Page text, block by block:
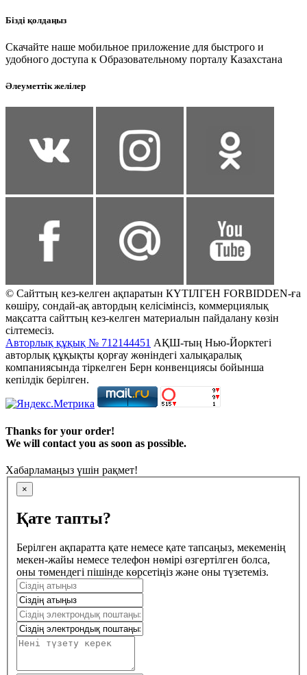
Бізді қолдаңыз
Скачайте наше мобильное приложение для быстрого и
удобного доступа к Образовательному порталу Казахстана
Әлеуметтік желілер
© Сайттың кез-келген ақпаратын КҮТІЛГЕН FORBIDDEN-ға
көшіру, сондай-ақ автордың келісімінсіз, коммерциялық
мақсатта сайттың кез-келген материалын пайдалану көзін
сілтемесіз.
Авторлық құқық № 712144451 АҚШ-тың Нью-Йорктегі
авторлық құқықты қорғау жөніндегі халықаралық
компаниясында тіркелген Берн конвенциясы бойынша
кепілдік берілген.
Thanks for your order!
We will contact you as soon as possible.
Хабарламаңыз үшін рақмет!
×
Қате тапты?
Берілген ақпаратта қате немесе қате тапсаңыз, мекеменің
мекен-жайы немесе телефон нөмірі өзгертілген болса,
оны төмендегі пішінде көрсетіңіз және оны түзетеміз.